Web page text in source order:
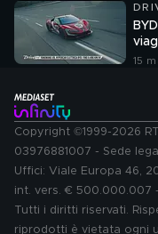
15
Copyright ©1999-2026
03976881007 - Sede
Uffici: Viale Europa 46,
int. vers. € 500.000.007
Tutti i diritti riservati.
riprodotti è vietata ogni